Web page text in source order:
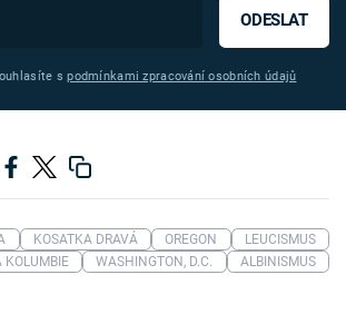
ODESLAT
spodmínkami zpracování osobních údajů
KOSATKA DRAVÁ OREGON
LEUCISMUS
KOLUMBIE
WASHINGTON, D.C. ALBINISMUS